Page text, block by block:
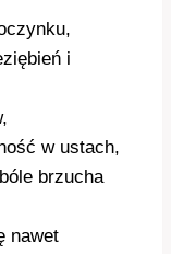
i
w ustach,
brzucha
nawet